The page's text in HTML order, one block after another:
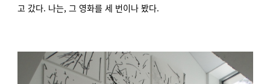
고 갔다. 나는, 그 영화를 세 번이나 봤다.